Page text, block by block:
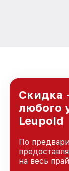
Скидка
любого
Leupold
По
на весь